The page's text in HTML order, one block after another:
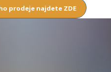
prodeje najdete ZDE